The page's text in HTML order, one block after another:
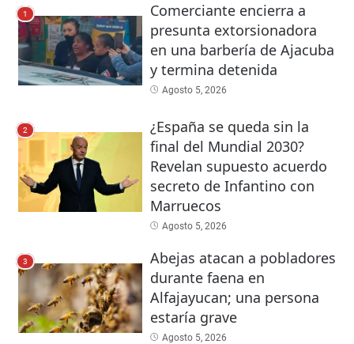
1
Comerciante encierra a
presunta extorsionadora
en una barbería de Ajacuba
y termina detenida
Agosto 5, 2026
2
¿España se queda sin la
final del Mundial 2030?
Revelan supuesto acuerdo
secreto de Infantino con
Marruecos
Agosto 5, 2026
3
Abejas atacan a pobladores
durante faena en
Alfajayucan; una persona
estaría grave
Agosto 5, 2026